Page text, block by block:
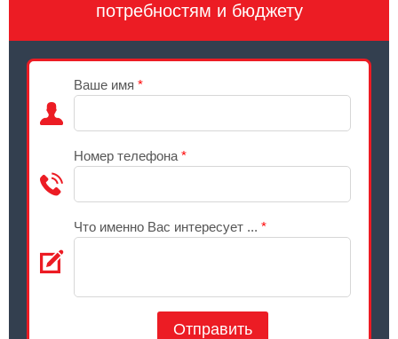
потребностям и бюджету
Ваше имя *
Номер телефона *
Что именно Вас интересует ... *
Отправить